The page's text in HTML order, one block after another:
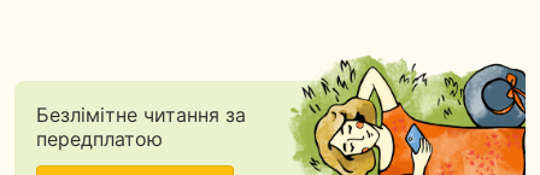
Безлімітне читання за
передплатою